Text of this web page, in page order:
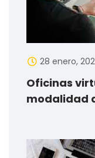
28 enero,
Oficinas
modalidad